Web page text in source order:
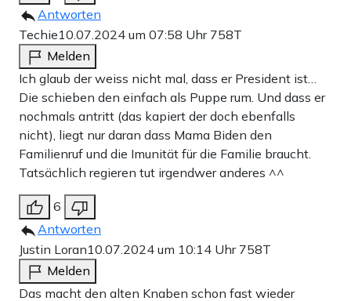
Antworten
Techie10.07.2024 um 07:58 Uhr 758T
Melden
Ich glaub der weiss nicht mal, dass er President ist…
Die schieben den einfach als Puppe rum. Und dass er
nochmals antritt (das kapiert der doch ebenfalls
nicht), liegt nur daran dass Mama Biden den
Familienruf und die Imunität für die Familie braucht.
Tatsächlich regieren tut irgendwer anderes ^^
6
Antworten
Justin Loran10.07.2024 um 10:14 Uhr 758T
Melden
Das macht den alten Knaben schon fast wieder